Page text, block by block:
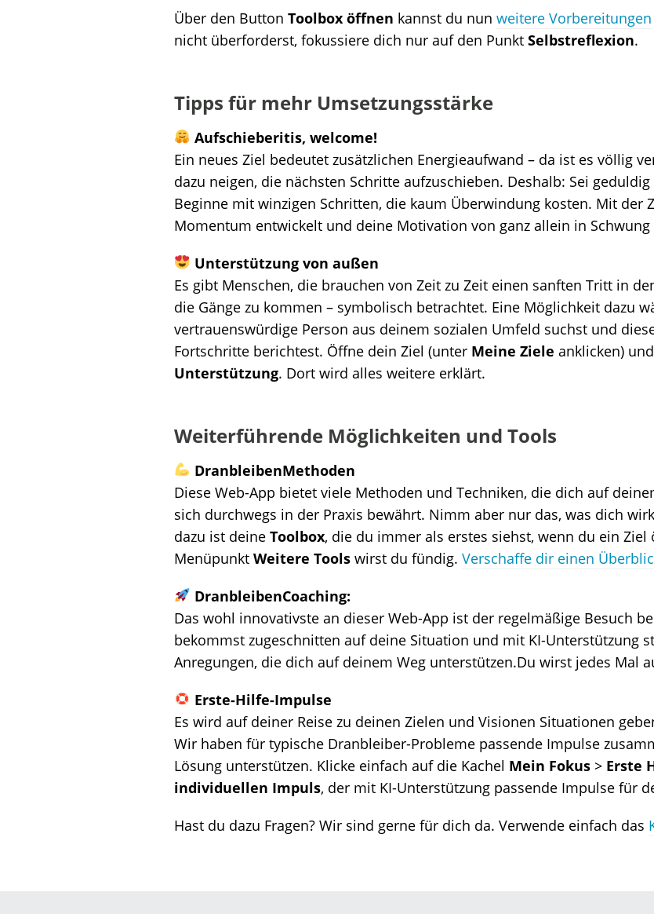
Über den Button Toolbox öffnen kannst du nun weitere Vorbereitungen
nicht überforderst, fokussiere dich nur auf den Punkt Selbstreflexion.
Tipps für mehr Umsetzungsstärke
Aufschieberitis, welcome!
Ein neues Ziel bedeutet zusätzlichen Energieaufwand – da ist es völlig
dazu neigen, die nächsten Schritte aufzuschieben. Deshalb: Sei
Beginne mit winzigen Schritten, die kaum Überwindung kosten. Mit der
Momentum entwickelt und deine Motivation von ganz allein in
Unterstützung von außen
Es gibt Menschen, die brauchen von Zeit zu Zeit einen sanften Tritt in
die Gänge zu kommen – symbolisch betrachtet. Eine Möglichkeit dazu
vertrauenswürdige Person aus deinem sozialen Umfeld suchst und
Fortschritte berichtest. Öffne dein Ziel (unter Meine Ziele anklicken)
Unterstützung. Dort wird alles weitere erklärt.
Weiterführende Möglichkeiten und Tools
DranbleibenMethoden
Diese Web-App bietet viele Methoden und Techniken, die dich auf
sich durchwegs in der Praxis bewährt. Nimm aber nur das, was dich
dazu ist deine Toolbox, die du immer als erstes siehst, wenn du ein
Menüpunkt Weitere Tools wirst du fündig. Verschaffe dir einen
DranbleibenCoaching:
Das wohl innovativste an dieser Web-App ist der regelmäßige Besuch
bekommst zugeschnitten auf deine Situation und mit KI-Unterstützung
Anregungen, die dich auf deinem Weg unterstützen.Du wirst jedes Mal
Erste-Hilfe-Impulse
Es wird auf deiner Reise zu deinen Zielen und Visionen Situationen
Wir haben für typische Dranbleiber-Probleme passende Impulse
Lösung unterstützen. Klicke einfach auf die Kachel Mein Fokus > Erste
individuellen Impuls, der mit KI-Unterstützung passende Impulse für
Hast du dazu Fragen? Wir sind gerne für dich da. Verwende einfach das